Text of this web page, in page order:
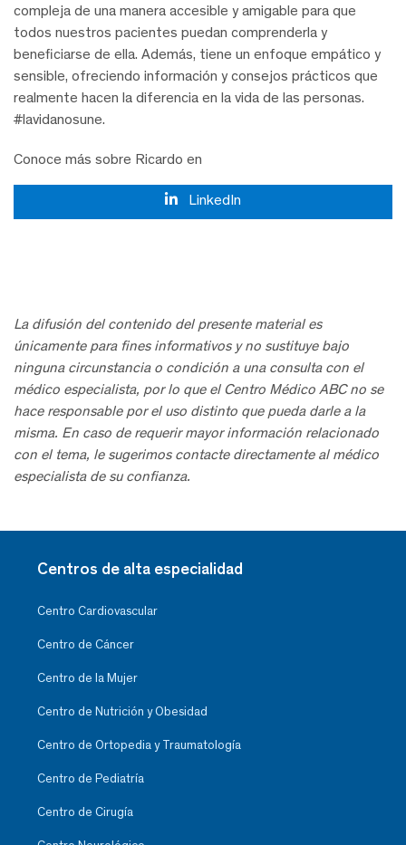
compleja de una manera accesible y amigable para que
todos nuestros pacientes puedan comprenderla y
beneficiarse de ella. Además, tiene un enfoque empático y
sensible, ofreciendo información y consejos prácticos que
realmente hacen la diferencia en la vida de las personas.
#lavidanosune.
Conoce más sobre Ricardo en
LinkedIn
La difusión del contenido del presente material es
únicamente para fines informativos y no sustituye bajo
ninguna circunstancia o condición a una consulta con el
médico especialista, por lo que el Centro Médico ABC no se
hace responsable por el uso distinto que pueda darle a la
misma. En caso de requerir mayor información relacionado
con el tema, le sugerimos contacte directamente al médico
especialista de su confianza.
Centros de alta especialidad
Centro Cardiovascular
Centro de Cáncer
Centro de la Mujer
Centro de Nutrición y Obesidad
Centro de Ortopedia y Traumatología
Centro de Pediatría
Centro de Cirugía